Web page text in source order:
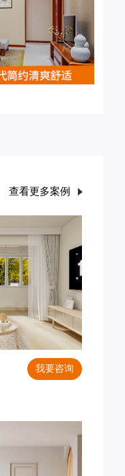
查看更多案例
我要咨询